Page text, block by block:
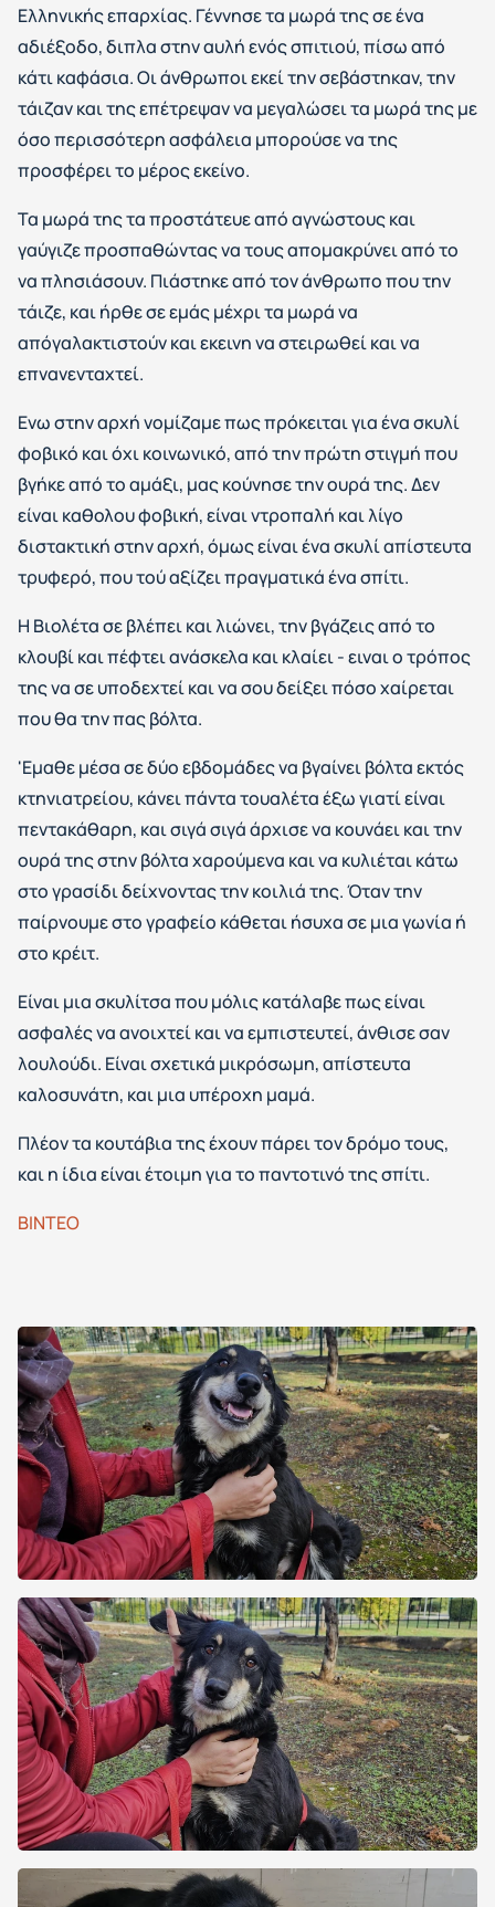
Ελληνικής επαρχίας. Γέννησε τα μωρά της σε ένα
αδιέξοδο, διπλα στην αυλή ενός σπιτιού, πίσω από
κάτι καφάσια. Οι άνθρωποι εκεί την σεβάστηκαν, την
τάιζαν και της επέτρεψαν να μεγαλώσει τα μωρά της με
όσο περισσότερη ασφάλεια μπορούσε να της
προσφέρει το μέρος εκείνο.
Τα μωρά της τα προστάτευε από αγνώστους και
γαύγιζε προσπαθώντας να τους απομακρύνει από το
να πλησιάσουν. Πιάστηκε από τον άνθρωπο που την
τάιζε, και ήρθε σε εμάς μέχρι τα μωρά να
απόγαλακτιστούν και εκεινη να στειρωθεί και να
επνανενταχτεί.
Ενω στην αρχή νομίζαμε πως πρόκειται για ένα σκυλί
φοβικό και όχι κοινωνικό, από την πρώτη στιγμή που
βγήκε από το αμάξι, μας κούνησε την ουρά της. Δεν
είναι καθολου φοβική, είναι ντροπαλή και λίγο
διστακτική στην αρχή, όμως είναι ένα σκυλί απίστευτα
τρυφερό, που τού αξίζει πραγματικά ένα σπίτι.
Η Βιολέτα σε βλέπει και λιώνει, την βγάζεις από το
κλουβί και πέφτει ανάσκελα και κλαίει - ειναι ο τρόπος
της να σε υποδεχτεί και να σου δείξει πόσο χαίρεται
που θα την πας βόλτα.
'Εμαθε μέσα σε δύο εβδομάδες να βγαίνει βόλτα εκτός
κτηνιατρείου, κάνει πάντα τουαλέτα έξω γιατί είναι
πεντακάθαρη, και σιγά σιγά άρχισε να κουνάει και την
ουρά της στην βόλτα χαρούμενα και να κυλιέται κάτω
στο γρασίδι δείχνοντας την κοιλιά της. Όταν την
παίρνουμε στο γραφείο κάθεται ήσυχα σε μια γωνία ή
στο κρέιτ.
Είναι μια σκυλίτσα που μόλις κατάλαβε πως είναι
ασφαλές να ανοιχτεί και να εμπιστευτεί, άνθισε σαν
λουλούδι. Είναι σχετικά μικρόσωμη, απίστευτα
καλοσυνάτη, και μια υπέροχη μαμά.
Πλέον τα κουτάβια της έχουν πάρει τον δρόμο τους,
και η ίδια είναι έτοιμη για το παντοτινό της σπίτι.
ΒΙΝΤΕΟ